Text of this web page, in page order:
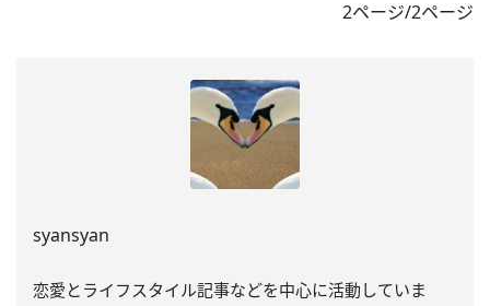
2ページ/2ページ
syansyan
恋愛とライフスタイル記事などを中心に活動していま